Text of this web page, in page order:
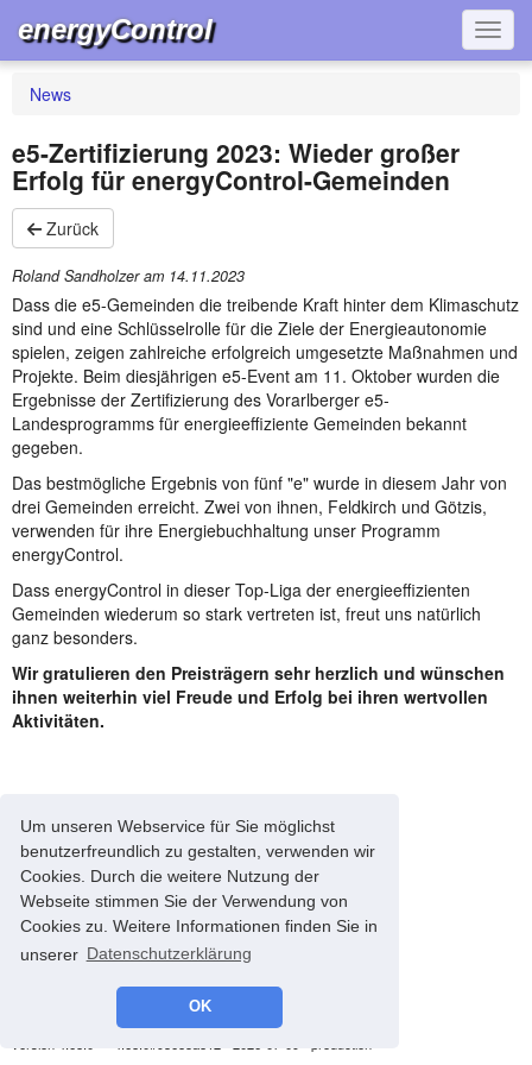
Um unseren Webservice für Sie möglichst
benutzerfreundlich zu gestalten, verwenden wir
Cookies. Durch die weitere Nutzung der
Webseite stimmen Sie der Verwendung von
Cookies zu. Weitere Informationen finden Sie in
unserer Datenschutzerklärung
OK
energyControl
News
e5-Zertifizierung 2023: Wieder großer
Erfolg für energyControl-Gemeinden
Zurück
Roland Sandholzer am 14.11.2023
Dass die e5-Gemeinden die treibende Kraft hinter dem Klimaschutz
sind und eine Schlüsselrolle für die Ziele der Energieautonomie
spielen, zeigen zahlreiche erfolgreich umgesetzte Maßnahmen und
Projekte. Beim diesjährigen e5-Event am 11. Oktober wurden die
Ergebnisse der Zertifizierung des Vorarlberger e5-
Landesprogramms für energieeffiziente Gemeinden bekannt
gegeben.
Das bestmögliche Ergebnis von fünf "e" wurde in diesem Jahr von
drei Gemeinden erreicht. Zwei von ihnen, Feldkirch und Götzis,
verwenden für ihre Energiebuchhaltung unser Programm
energyControl.
Dass energyControl in dieser Top-Liga der energieeffizienten
Gemeinden wiederum so stark vertreten ist, freut uns natürlich
ganz besonders.
Wir gratulieren den Preisträgern sehr herzlich und wünschen
ihnen weiterhin viel Freude und Erfolg bei ihren wertvollen
Aktivitäten.
© 2008-2026 energyControl -Impressum-Datenschutz